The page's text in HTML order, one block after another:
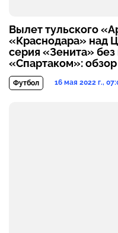
Вылет тульского
«Краснодара» над
серия «Зенита»
«Спартаком»:
Футбол 16 мая 2022 г.,